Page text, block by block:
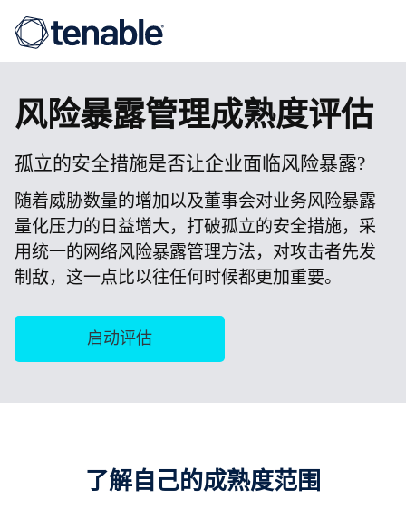
风险暴露管理成熟度评估
孤立的安全措施是否让企业面临风险暴露?
随着威胁数量的增加以及董事会对业务风险暴露
量化压力的日益增大，打破孤立的安全措施，采
用统一的网络风险暴露管理方法，对攻击者先发
制敌，这一点比以往任何时候都更加重要。
启动评估
了解自己的成熟度范围